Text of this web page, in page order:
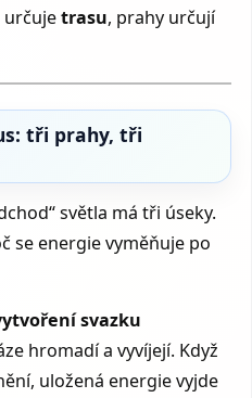
určujetrasu, prahy určují
tři prahy, tři
světla má tři úseky.
se energie vyměňuje po
svazku
hromadí a vyvíjejí. Když
uložená energie vyjde